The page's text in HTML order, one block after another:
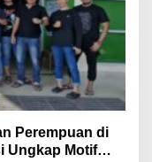
Perempuan di
Ungkap Motif